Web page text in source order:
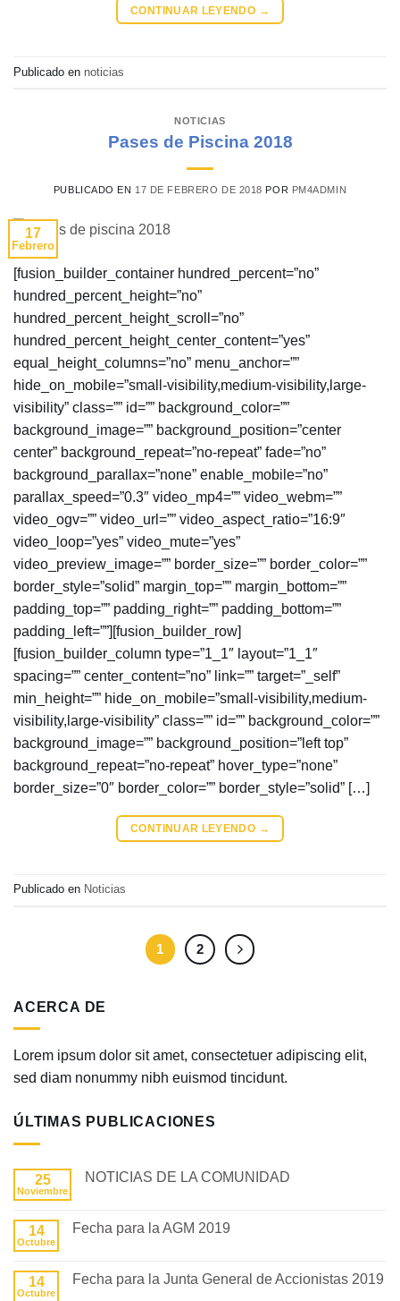
CONTINUAR LEYENDO →
Publicado en noticias
NOTICIAS
Pases de Piscina 2018
PUBLICADO EN 17 DE FEBRERO DE 2018 POR PM4ADMIN
17
Febrero
[fusion_builder_container hundred_percent=”no”
hundred_percent_height=”no”
hundred_percent_height_scroll=”no”
hundred_percent_height_center_content=”yes”
equal_height_columns=”no” menu_anchor=””
hide_on_mobile=”small-visibility,medium-visibility,large-
visibility” class=”” id=”” background_color=””
background_image=”” background_position=”center
center” background_repeat=”no-repeat” fade=”no”
background_parallax=”none” enable_mobile=”no”
parallax_speed=”0.3″ video_mp4=”” video_webm=””
video_ogv=”” video_url=”” video_aspect_ratio=”16:9″
video_loop=”yes” video_mute=”yes”
video_preview_image=”” border_size=”” border_color=””
border_style=”solid” margin_top=”” margin_bottom=””
padding_top=”” padding_right=”” padding_bottom=””
padding_left=””][fusion_builder_row]
[fusion_builder_column type=”1_1″ layout=”1_1″
spacing=”” center_content=”no” link=”” target=”_self”
min_height=”” hide_on_mobile=”small-visibility,medium-
visibility,large-visibility” class=”” id=”” background_color=””
background_image=”” background_position=”left top”
background_repeat=”no-repeat” hover_type=”none”
border_size=”0″ border_color=”” border_style=”solid” […]
CONTINUAR LEYENDO →
Publicado en Noticias
1 2
ACERCA DE
Lorem ipsum dolor sit amet, consectetuer adipiscing elit,
sed diam nonummy nibh euismod tincidunt.
ÚLTIMAS PUBLICACIONES
25
Noviembre
NOTICIAS DE LA COMUNIDAD
en
14
Octubre
Fecha para la AGM 2019
en
14
Octubre
Fecha para la Junta General de Accionistas 2019